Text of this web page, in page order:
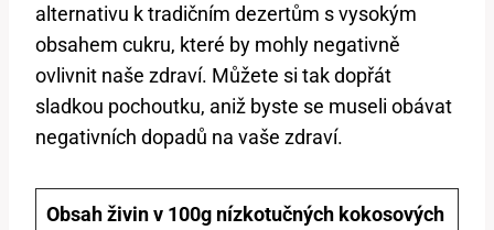
alternativu k tradičním dezertům s vysokým
obsahem cukru, které by mohly negativně
ovlivnit naše zdraví. Můžete si tak dopřát
sladkou pochoutku, aniž byste se museli obávat
negativních dopadů na vaše zdraví.
Obsah živin v 100g nízkotučných kokosových